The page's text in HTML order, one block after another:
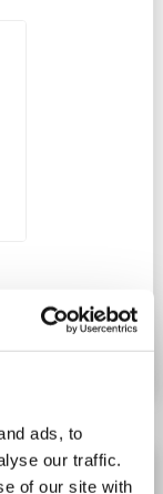
ads, to
our traffic.
of our site with
Détails